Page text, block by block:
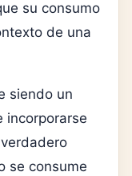
su consumo
de una
siendo un
incorporarse
se consume